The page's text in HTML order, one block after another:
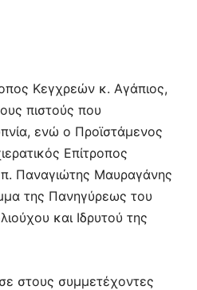
Κεγχρεών κ. Αγάπιος,
πιστούς που
ενώ ο Προϊστάμενος
Επίτροπος
π. Παναγιώτης Μαυραγάνης
της Πανηγύρεως του
και Ιδρυτού της
στους συμμετέχοντες